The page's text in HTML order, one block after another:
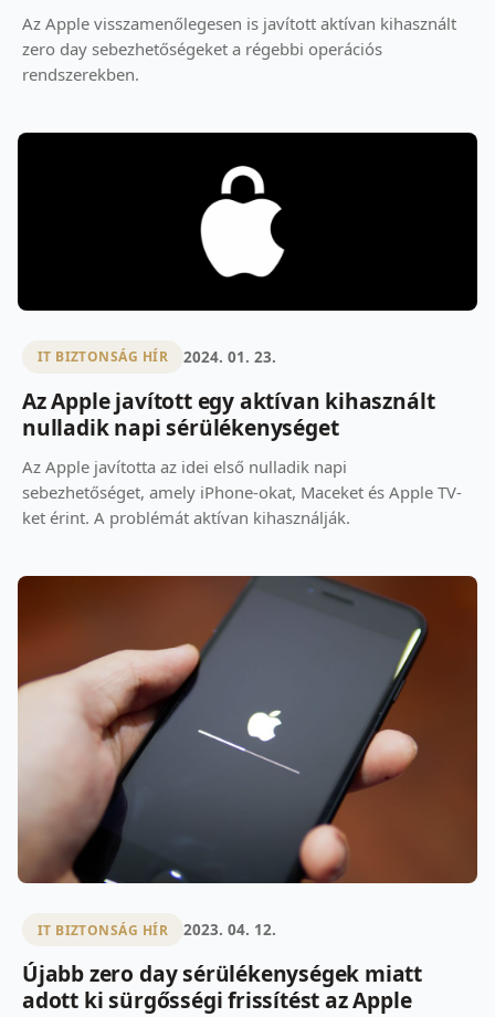
Az Apple visszamenőlegesen is javított aktívan kihasznált
zero day sebezhetőségeket a régebbi operációs
rendszerekben.
IT BIZTONSÁG HÍR 2024. 01. 23.
Az Apple javított egy aktívan kihasznált
nulladik napi sérülékenységet
Az Apple javította az idei első nulladik napi
sebezhetőséget, amely iPhone-okat, Maceket és Apple TV-
ket érint. A problémát aktívan kihasználják.
IT BIZTONSÁG HÍR 2023. 04. 12.
Újabb zero day sérülékenységek miatt
adott ki sürgősségi frissítést az Apple